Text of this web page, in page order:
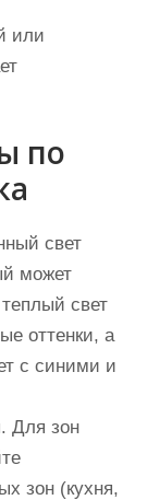
или
по
свет
может
свет
оттенки, а
с синими и
. Для зон
зон (кухня,